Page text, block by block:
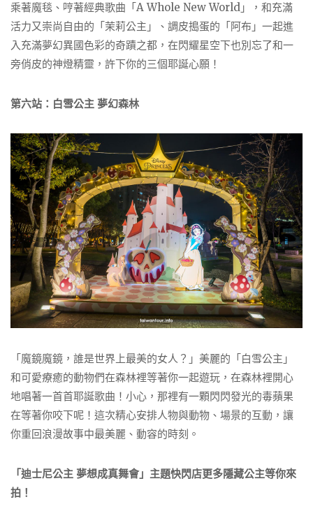
乘著魔毯、哼著經典歌曲「A Whole New World」，和充滿
活力又崇尚自由的「茉莉公主」、調皮搗蛋的「阿布」一起進
入充滿夢幻異國色彩的奇蹟之都，在閃耀星空下也別忘了和一
旁俏皮的神燈精靈，許下你的三個耶誕心願！
第六站：白雪公主 夢幻森林
「魔鏡魔鏡，誰是世界上最美的女人？」美麗的「白雪公主」
和可愛療癒的動物們在森林裡等著你一起遊玩，在森林裡開心
地唱著一首首耶誕歌曲！小心，那裡有一顆閃閃發光的毒蘋果
在等著你咬下呢！這次精心安排人物與動物、場景的互動，讓
你重回浪漫故事中最美麗、動容的時刻。
「迪士尼公主 夢想成真舞會」主題快閃店更多隱藏公主等你來
拍！